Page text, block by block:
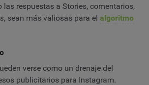
las respuestas a Stories, comentarios,
, sean más valiosas para el algoritmo
verse como un drenaje del
publicitarios para Instagram.